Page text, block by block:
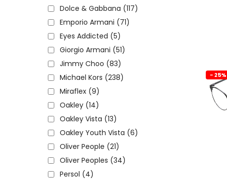
- 25%
Dolce & Gabbana (117)
Emporio Armani (71)
Eyes Addicted (5)
Giorgio Armani (51)
Jimmy Choo (83)
Michael Kors (238)
Miraflex (9)
Oakley (14)
Oakley Vista (13)
Oakley Youth Vista (6)
Oliver People (21)
Oliver Peoples (34)
Persol (4)